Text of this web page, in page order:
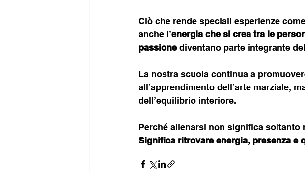
Ciò che rende speciali esperienze
anche l’energia che si crea tra le
passione diventano parte integrante
La nostra scuola continua a
all’apprendimento dell’arte marziale,
dell’equilibrio interiore.
Perché allenarsi non significa soltanto
Significa ritrovare energia, presenza e